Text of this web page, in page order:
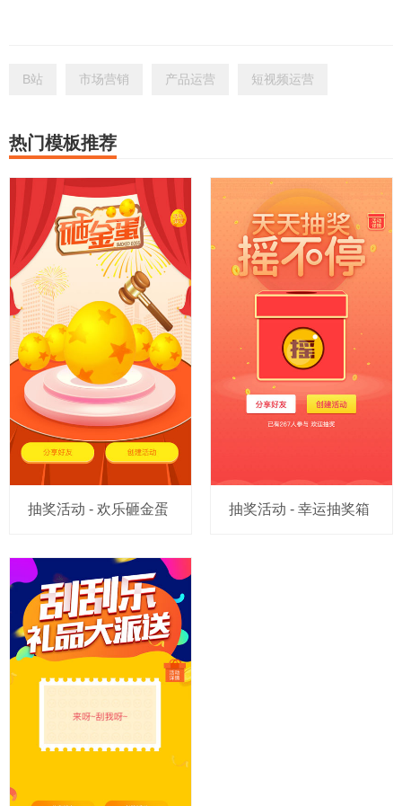
B站 市场营销 产品运营 短视频运营
热门模板推荐
抽奖活动 - 欢乐砸金蛋 抽奖活动 - 幸运抽奖箱